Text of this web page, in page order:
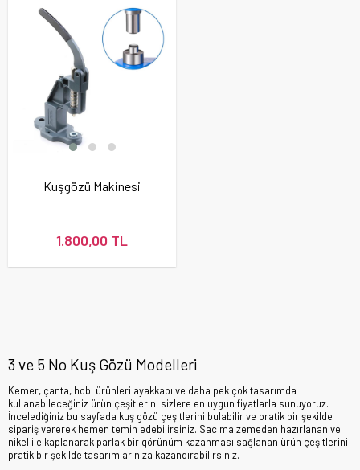
Kuşgözü Makinesi
1.800,00 TL
3 ve 5 No Kuş Gözü Modelleri
Kemer, çanta, hobi ürünleri ayakkabı ve daha pek çok tasarımda
kullanabileceğiniz ürün çeşitlerini sizlere en uygun fiyatlarla sunuyoruz.
İncelediğiniz bu sayfada kuş gözü çeşitlerini bulabilir ve pratik bir şekilde
sipariş vererek hemen temin edebilirsiniz. Sac malzemeden hazırlanan ve
nikel ile kaplanarak parlak bir görünüm kazanması sağlanan ürün çeşitlerini
pratik bir şekilde tasarımlarınıza kazandırabilirsiniz.